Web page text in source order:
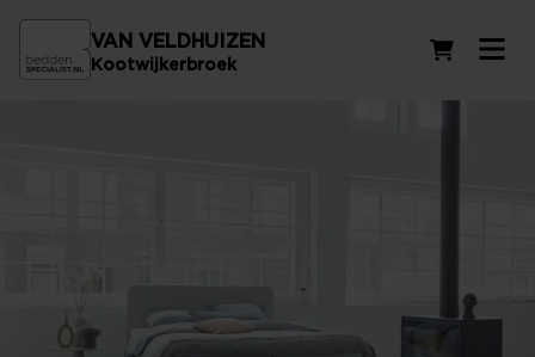
VAN VELDHUIZEN
Kootwijkerbroek